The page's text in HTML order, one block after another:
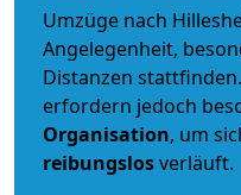
Umzüge nach
Angelegenheit,
Distanzen
erfordern jedoch
Organisation, um
reibungslosverläuft.